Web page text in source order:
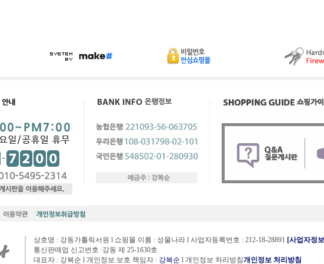
상호명 : 강동가톨릭서원 l 쇼핑몰 이름 : 성물나라 l 사업자등록번호 : 212-18-28891 [사업자정
통신판매업 신고번호 :강동 제 25-1630호
대표자 : 강복순 l 개인정보 보호 책임자 : 강복순 l 개인정보 처리방침개인정보 처리방침